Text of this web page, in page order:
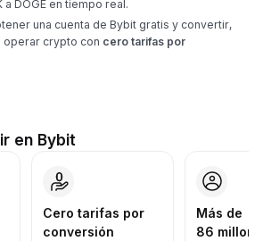
a DOGE en tiempo real.
una cuenta de Bybit gratis y convertir,
operar crypto con cero tarifas por
en Bybit
Cero tarifas por
conversión
Más de
86